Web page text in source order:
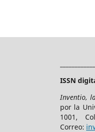
ISSN
Inventio,
por la
1001,
Correo: